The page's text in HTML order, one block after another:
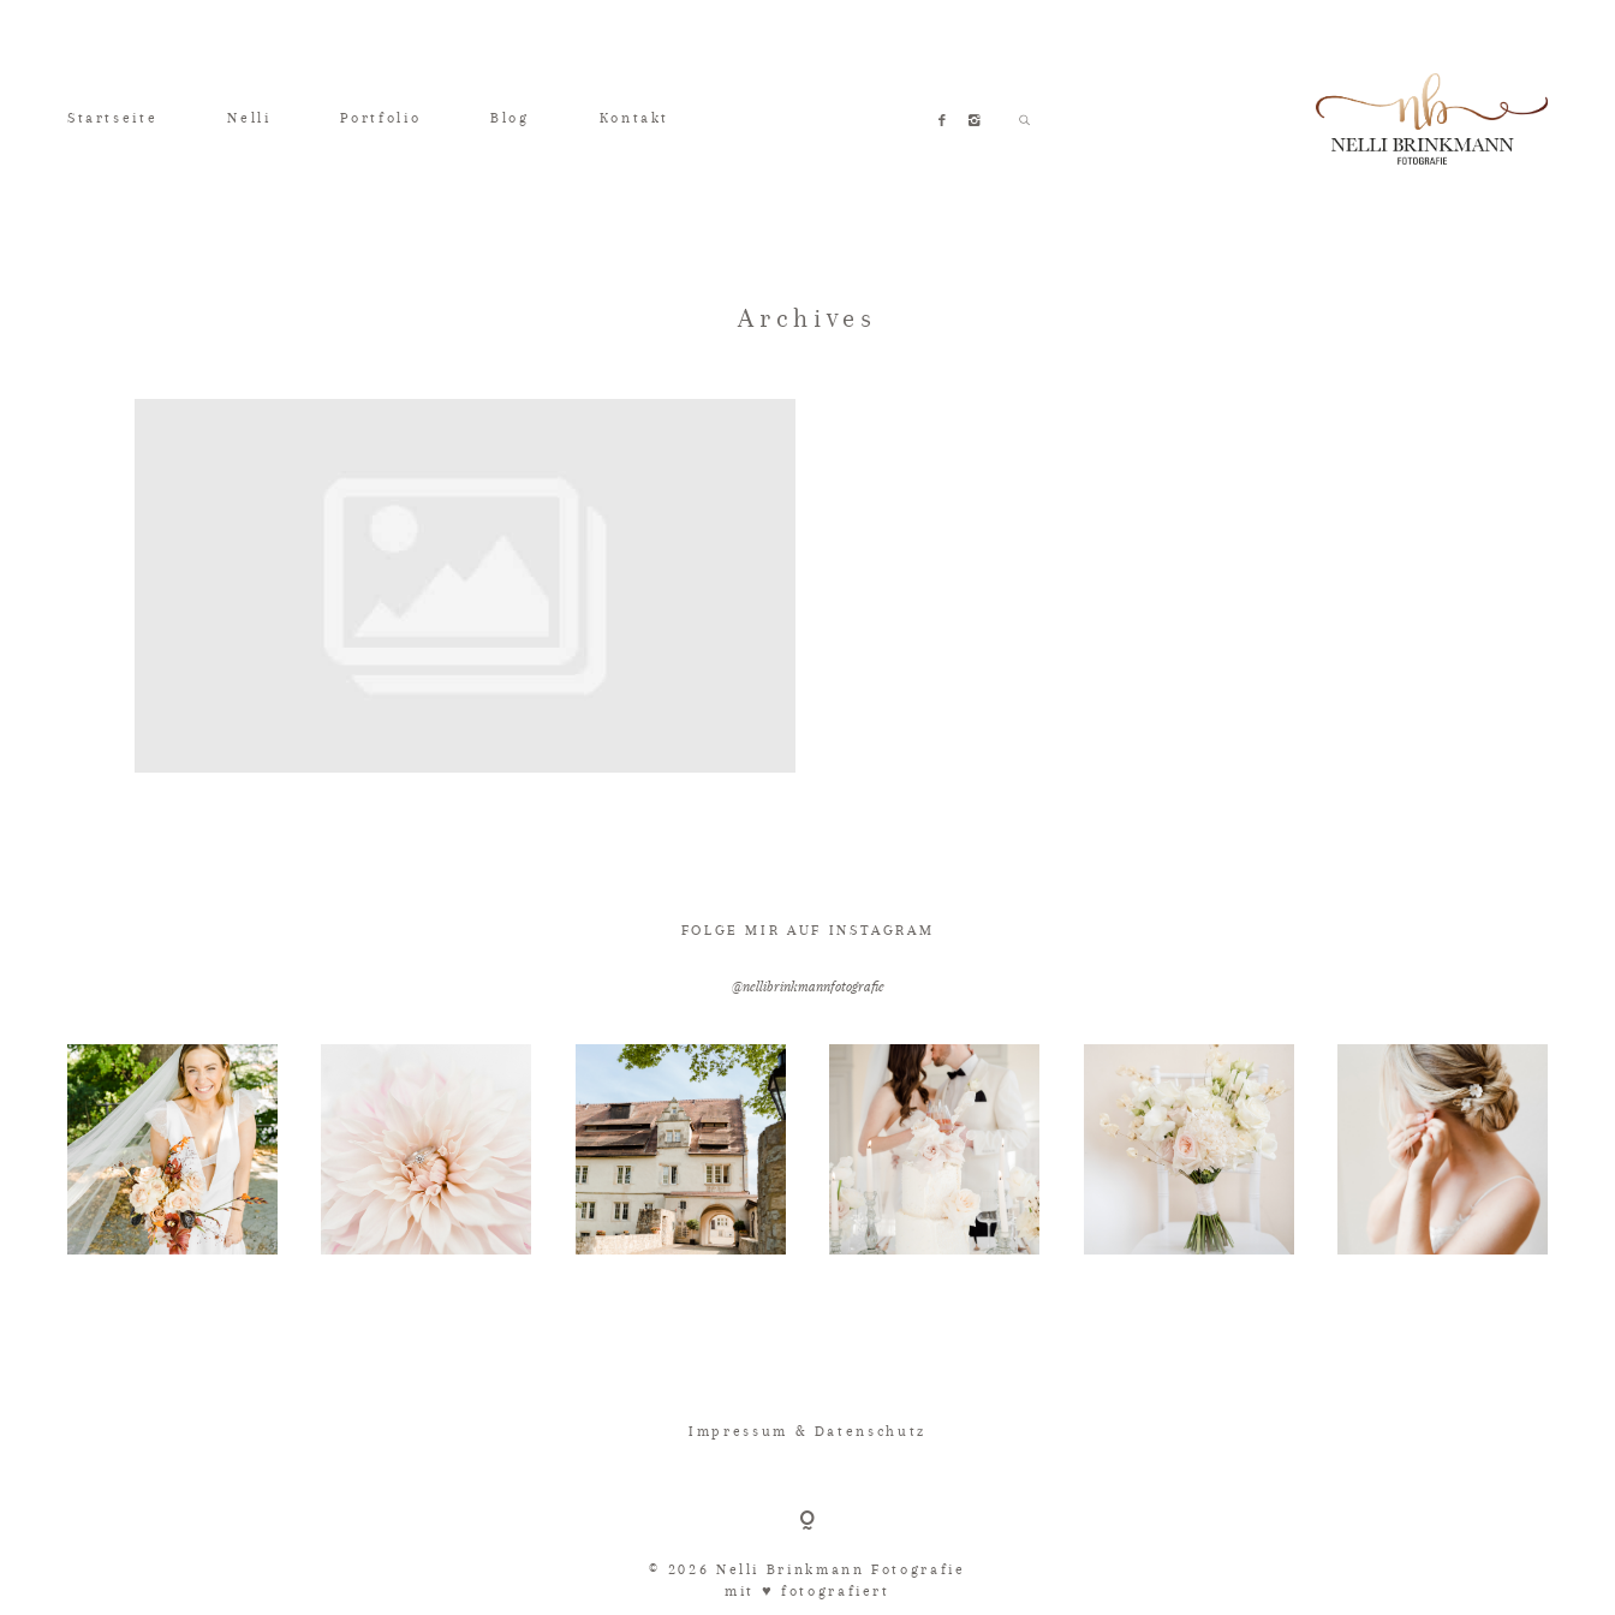
Startseite Nelli Portfolio Blog Kontakt
Archives
FOLGE MIR AUF INSTAGRAM
@nellibrinkmannfotografie
Impressum & Datenschutz
© 2026 Nelli Brinkmann Fotografie
mit ♥︎ fotografiert